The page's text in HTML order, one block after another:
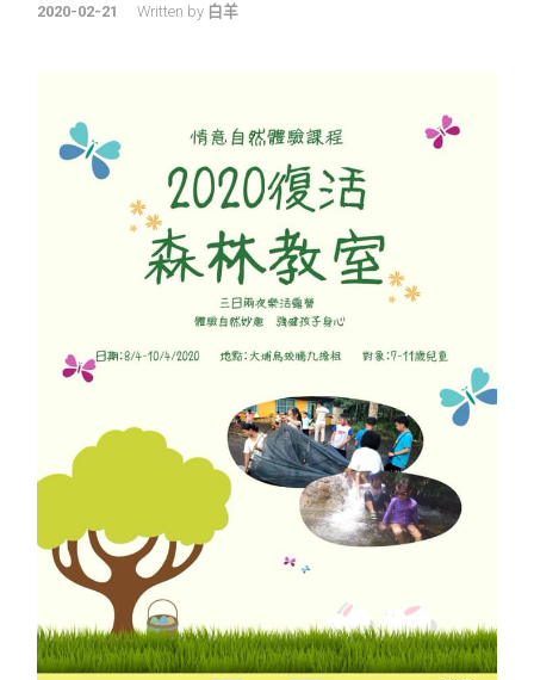
2020-02-21 Written by 白羊